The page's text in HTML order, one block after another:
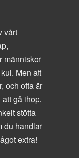
vårt
människor
Men att
och ofta är
gå ihop.
stötta
du handlar
extra!